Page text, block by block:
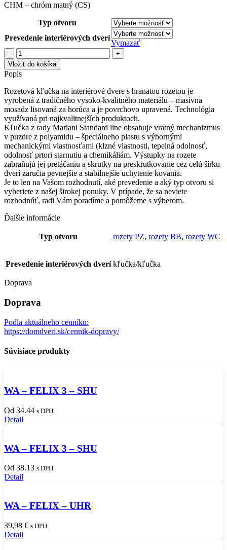
CHM – chróm matný (CS)
Typ otvoru
Prevedenie interiérových dverí
Vymazať
množstvo
MI
-
2
-
HR
Vložiť do košíka
Popis
Rozetová kľučka na interiérové dvere s hranatou rozetou je
vyrobená z tradičného vysoko-kvalitného materiálu – masívna
mosadz lisovaná za horúca a je povrchovo upravená. Technológia
využívaná pri najkvalitnejších produktoch.
Kľučka z rady Mariani Standard line obsahuje vratný mechanizmus
v puzdre z polyamidu – špeciálneho plastu s výbornými
mechanickými vlastnosťami (klzné vlastnosti, tepelná odolnosť,
odolnosť prtori starnutiu a chemikáliám. Výstupky na rozete
zabraňujú jej pretáčaniu a skrutky na preskrutkovanie cez celú šírku
dverí zaručia pevnejšie a stabilnejšie uchytenie kovania.
Je to len na Vašom rozhodnutí, aké prevedenie a aký typ otvoru si
vyberiete z našej širokej ponuky. V prípade, že sa neviete
rozhodnúť, radi Vám poradíme a pomôžeme s výberom.
Ďalšie informácie
Typ otvoru rozety PZ, rozety BB, rozety WC
Prevedenie interiérových dverí kľučka/kľučka
Doprava
Doprava
Podla aktuálneho cenníku:
https://domdveri.sk/cennik-dopravy/
Súvisiace produkty
WA – FELIX 3 – SHU
Od 34.44 s DPH
Detail
WA – FELIX 3 – SHU
Od 38.13 s DPH
Detail
WA – FELIX – UHR
39,98 € s DPH
Detail